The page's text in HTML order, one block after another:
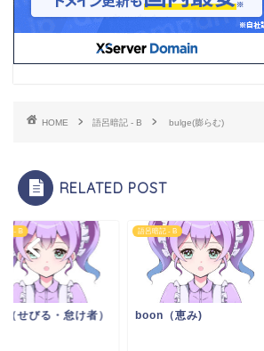
HOME 語呂暗記 - B bulge(膨らむ)
RELATED POST
記 - B
（せびる・怠け者）
語呂暗記 - B
boon（恵み)